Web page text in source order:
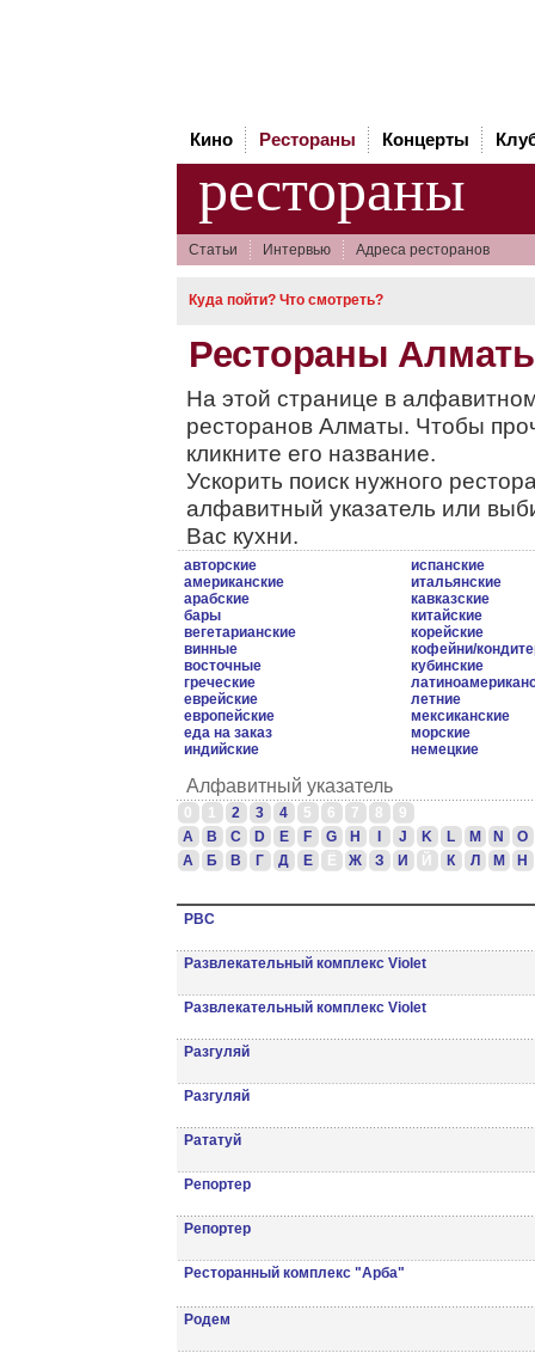
Кино Рестораны Концерты
рестораны
Статьи Интервью Адреса ресторанов
Куда пойти? Что смотреть?
Рестораны
На этой странице в
ресторанов Алматы. Чтобы
кликните его название.
Ускорить поиск нужного
алфавитный указатель или
Вас кухни.
авторские
американские
арабские
бары
вегетарианские
винные
восточные
греческие
еврейские
европейские
еда на заказ
индийские
испанские
итальянские
кавказские
китайские
корейские
кофейни/
кубинские
летние
мексиканские
морские
немецкие
Алфавитный указатель
0 1 2 3 4 5 6 7 8
9
A
B C D E F G H J K L M N
O
А
Б В Г Д Е Ё Ж З И Й К Л М Н
РВС
Развлекательный комплекс Violet
Развлекательный комплекс Violet
Разгуляй
Разгуляй
Рататуй
Репортер
Репортер
Ресторанный комплекс "Арба"
Родем